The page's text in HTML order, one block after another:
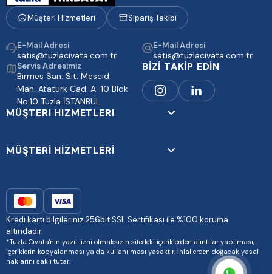
Müşteri Hizmetleri Sipariş Takibi
E-Mail Adresi
satis@tuzlacivata.com.tr
E-Mail Adresi
satis@tuzlacivata.com.tr
Servis Adresimiz
Birmes San. Sit. Mescid
Mah. Ataturk Cad. A-10 Blok
No:10 Tuzla İSTANBUL
BİZİ TAKİP EDİN
MÜŞTERI HIZMETLERI
MÜŞTERİ HİZMETLERİ
Kredi kartı bilgileriniz 256bit SSL Sertifikası ile %100 koruma
altındadır.
*Tuzla Cıvata'nın yazılı izni olmaksızın sitedeki içeriklerden alıntılar yapılması,
içeriklerin kopyalanması ya da kullanılması yasaktır. İhlallerden doğacak yasal
haklarını saklı tutar.